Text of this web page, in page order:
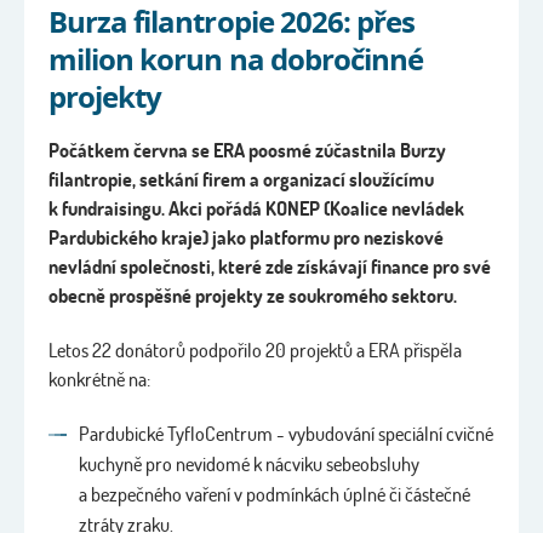
Burza filantropie 2026: přes
milion korun na dobročinné
projekty
Počátkem června se ERA poosmé zúčastnila Burzy
filantropie, setkání firem a organizací sloužícímu
k fundraisingu. Akci pořádá KONEP (Koalice nevládek
Pardubického kraje) jako platformu pro neziskové
nevládní společnosti, které zde získávají finance pro své
obecně prospěšné projekty ze soukromého sektoru.
Letos 22 donátorů podpořilo 20 projektů a ERA přispěla
konkrétně na:
Pardubické TyfloCentrum - vybudování speciální cvičné
kuchyně pro nevidomé k nácviku sebeobsluhy
a bezpečného vaření v podmínkách úplné či částečné
ztráty zraku.